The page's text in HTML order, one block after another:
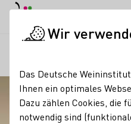
Wir
Das Deutsche
Ihnen ein optimales
Dazu zählen Cookies, die
notwendig sind